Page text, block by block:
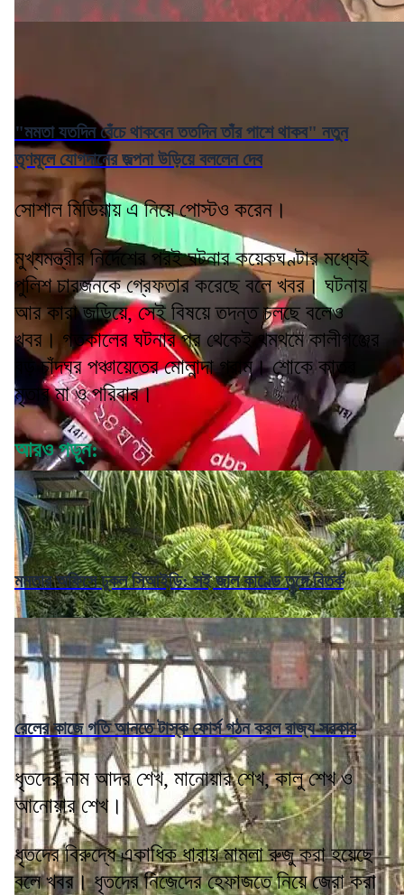
"মমতা যতদিন বেঁচে থাকবেন ততদিন তাঁর পাশে থাকব" নতুন
তৃণমূলে যোগদানের জল্পনা উড়িয়ে বললেন দেব
সোশাল মিডিয়ায় এ নিয়ে পোস্টও করেন।
মুখ্যমন্ত্রীর নির্দেশের পরই ঘটনার কয়েকঘণ্টার মধ্যেই
পুলিশ চারজনকে গ্রেফতার করেছে বলে খবর। ঘটনায়
আর কারা জড়িয়ে, সেই বিষয়ে তদন্ত চলছে বলেও
খবর। গতকালের ঘটনার পর থেকেই থমথমে কালীগঞ্জের
বড় চাঁদঘর পঞ্চায়েতের মোলান্দা গ্রাম। শোকে কাতর
মৃতার মা ও পরিবার।
আরও পড়ুন:
মমতার অফিসে ঢুকল সিআইডি: সই জাল কাণ্ডে তুঙ্গে বিতর্ক
রেলের কাজে গতি আনতে টাস্ক ফোর্স গঠন করল রাজ্য সরকার
ধৃতদের নাম আদর শেখ, মানোয়ার শেখ, কালু শেখ ও
আনোয়ার শেখ।
ধৃতদের বিরুদ্ধে একাধিক ধারায় মামলা রুজু করা হয়েছে
বলে খবর। ধৃতদের নিজেদের হেফাজতে নিয়ে জেরা করা